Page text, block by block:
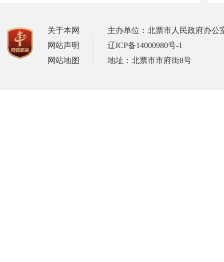
关于本网
网站声明
网站地图
主办单位：北票市人民政府办公
辽ICP备14000980号-1
地址：北票市市府街8号